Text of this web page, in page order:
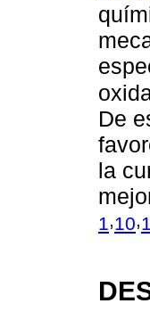
De
la
1,10,